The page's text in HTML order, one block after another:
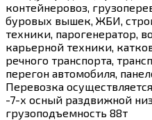
контейнеровоз,
буровых вышек, ЖБИ,
техники, парогенератор,
карьерной техники,
речного транспорта,
перегон автомобиля,
Перевозка
-7-х осный раздвижной
грузоподъемность 88т